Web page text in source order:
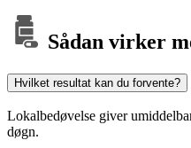
Sådan virker
Hvilket resultat kan du forvente?
Lokalbedøvelse giver
døgn.